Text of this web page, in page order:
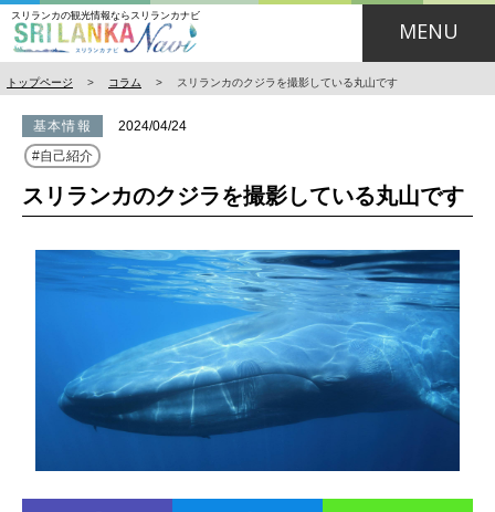
スリランカの観光情報ならスリランカナビ
MENU
トップページ > コラム > スリランカのクジラを撮影している丸山です
基本情報
2024/04/24
自己紹介
スリランカのクジラを撮影している丸山です